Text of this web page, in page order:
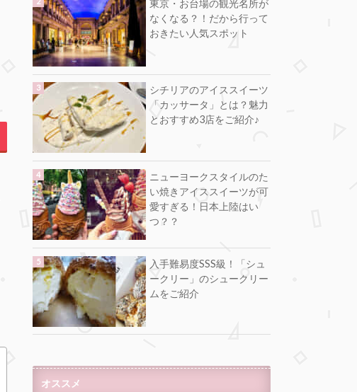
東京・お台場の観光名所が
なくなる？！だから行って
おきたい人気スポット
シチリアのアイススイーツ
「カッサータ」とは？魅力
とおすすめ3店をご紹介♪
ニューヨークスタイルのた
い焼きアイススイーツが可
愛すぎる！日本上陸はい
つ？？
入手難易度SSS級！「シュ
ークリー」のシュークリー
ムをご紹介
オススメ